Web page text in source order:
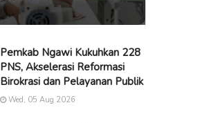
Pemkab Ngawi Kukuhkan 228
PNS, Akselerasi Reformasi
Birokrasi dan Pelayanan Publik
Wed, 05 Aug 2026